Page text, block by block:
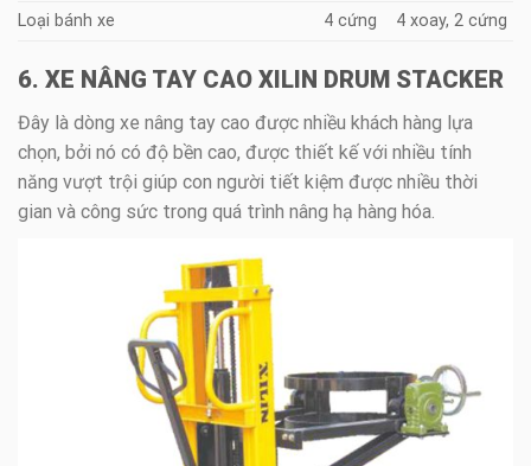
Loại bánh xe
4 cứng 4 xoay, 2 cứng
6. XE NÂNG TAY CAO XILIN DRUM STACKER
Đây là dòng xe nâng tay cao được nhiều khách hàng lựa
chọn, bởi nó có độ bền cao, được thiết kế với nhiều tính
năng vượt trội giúp con người tiết kiệm được nhiều thời
gian và công sức trong quá trình nâng hạ hàng hóa.